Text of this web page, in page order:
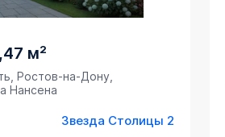
м²
Ростов-на-Дону,
Нансена
Звезда Столицы 2